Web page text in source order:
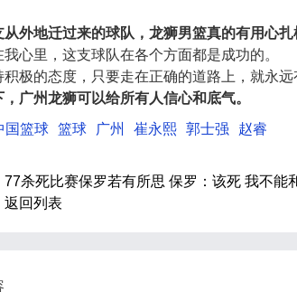
从外地迁过来的球队，龙狮男篮真的有用心扎
心里，这支球队在各个方面都是成功的。
积极的态度，只要走在正确的道路上，就永
，广州龙狮可以给所有人信心和底气。
国篮球 篮球 广州 崔永熙 郭士强 赵睿
77杀死比赛保罗若有所思 保罗：该死 我不能
返回列表